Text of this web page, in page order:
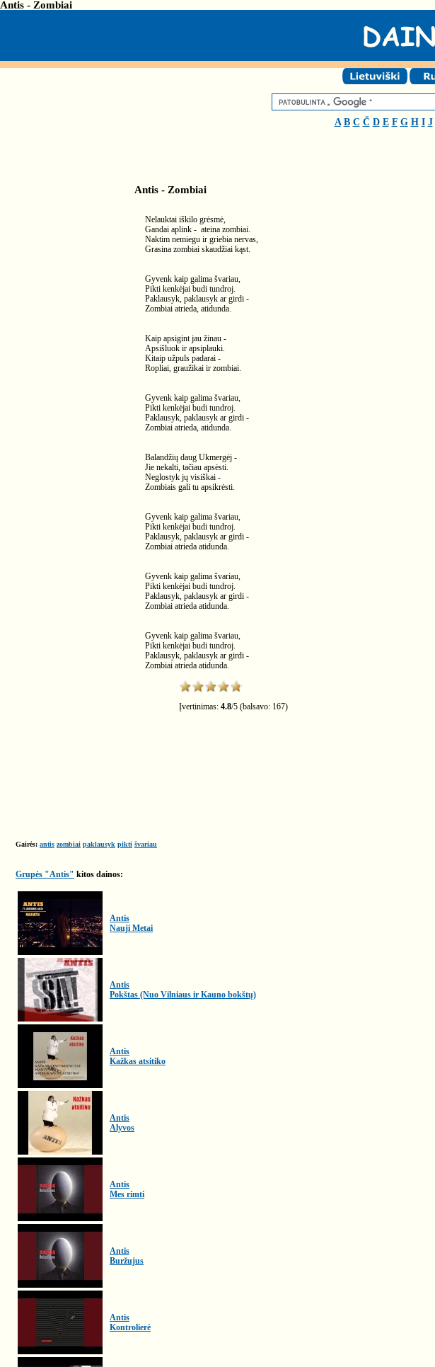
Antis - Zombiai
A B C Č D E F G H I J
Antis - Zombiai
Nelauktai iškilo grėsmė,
Gandai aplink - ateina zombiai.
Naktim nemiegu ir griebia nervas,
Grasina zombiai skaudžiai kąst.
Gyvenk kaip galima švariau,
Pikti kenkėjai budi tundroj.
Paklausyk, paklausyk ar girdi -
Zombiai atrieda, atidunda.
Kaip apsigint jau žinau -
Apsišluok ir apsiplauki.
Kitaip užpuls padarai -
Ropliai, graužikai ir zombiai.
Gyvenk kaip galima švariau,
Pikti kenkėjai budi tundroj.
Paklausyk, paklausyk ar girdi -
Zombiai atrieda, atidunda.
Balandžių daug Ukmergėj -
Jie nekalti, tačiau apsėsti.
Neglostyk jų visiškai -
Zombiais gali tu apsikrėsti.
Gyvenk kaip galima švariau,
Pikti kenkėjai budi tundroj.
Paklausyk, paklausyk ar girdi -
Zombiai atrieda atidunda.
Gyvenk kaip galima švariau,
Pikti kenkėjai budi tundroj.
Paklausyk, paklausyk ar girdi -
Zombiai atrieda atidunda.
Gyvenk kaip galima švariau,
Pikti kenkėjai budi tundroj.
Paklausyk, paklausyk ar girdi -
Zombiai atrieda atidunda.
Įvertinimas: 4.8/5 (balsavo: 167)
Gairės: antis zombiai paklausyk pikti švariau
Grupės "Antis" kitos dainos:
Antis
Nauji Metai
Antis
Pokštas (Nuo Vilniaus ir Kauno bokštų)
Antis
Kažkas atsitiko
Antis
Alyvos
Antis
Mes rimti
Antis
Buržujus
Antis
Kontrolierė